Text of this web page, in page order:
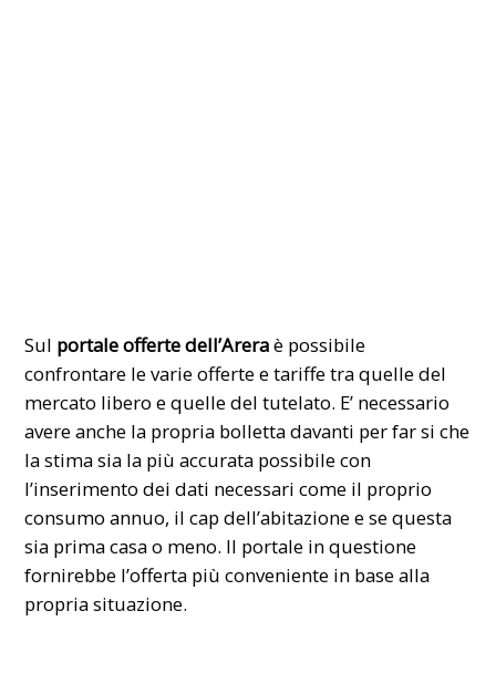
Sul portale offerte dell’Areraè possibile
confrontare le varie offerte e tariffe tra quelle del
mercato libero e quelle del tutelato. E’ necessario
avere anche la propria bolletta davanti per far si che
la stima sia la più accurata possibile con
l’inserimento dei dati necessari come il proprio
consumo annuo, il cap dell’abitazione e se questa
sia prima casa o meno. Il portale in questione
fornirebbe l’offerta più conveniente in base alla
propria situazione.